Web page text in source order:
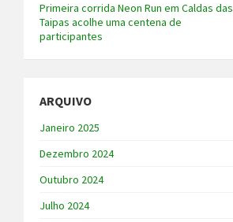
Primeira corrida Neon Run em Caldas das
Taipas acolhe uma centena de
participantes
ARQUIVO
Janeiro 2025
Dezembro 2024
Outubro 2024
Julho 2024